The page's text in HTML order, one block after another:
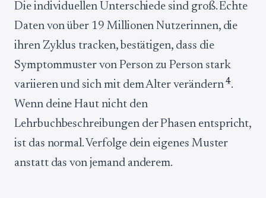
Die individuellen Unterschiede sind groß. Echte
Daten von über 19 Millionen Nutzerinnen, die
ihren Zyklus tracken, bestätigen, dass die
Symptommuster von Person zu Person stark
variieren und sich mit dem Alter verändern4.
Wenn deine Haut nicht den
Lehrbuchbeschreibungen der Phasen entspricht,
ist das normal. Verfolge dein eigenes Muster
anstatt das von jemand anderem.